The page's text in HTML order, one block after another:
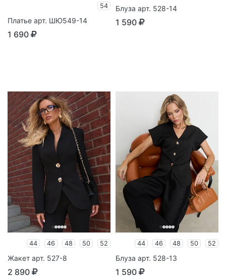
54
Платье арт. ШЮ549-14
1 690
Блуза арт. 528-14
1 590
44 46 48 50 52
Жакет арт. 527-8
2 890
44 46 48 50 52
Блуза арт. 528-13
1 590